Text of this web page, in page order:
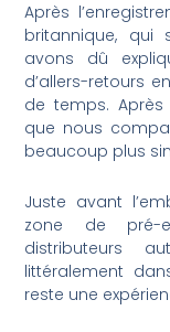
Après
britannique, qui
avons dû
d’allers-retours
de temps. Après
que nous
beaucoup plus
Juste avant
zone de pré-
distributeurs
littéralement
reste une